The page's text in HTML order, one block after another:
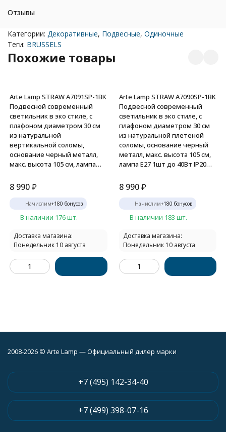
Отзывы
Категории: Декоративные, Подвесные, Одиночные
Теги: BRUSSELS
Похожие товары
Arte Lamp STRAW A7091SP-1BK
Подвесной современный
светильник в эко стиле, с
плафоном диаметром 30 см
из натуральной
вертикальной соломы,
основание черный металл,
макс. высота 105 см, лампа
8 990₽
Начислим+180 бонусов
В наличии 176 шт.
Доставка магазина:
Понедельник 10 августа
Arte Lamp STRAW A7090SP-1BK
Подвесной современный
светильник в эко стиле, с
плафоном диаметром 30 см
из натуральной плетеной
соломы, основание черный
металл, макс. высота 105 см,
лампа E27 1шт до 40Вт IP20
8 990 ₽
Начислим+180 бонусов
В наличии 183 шт.
Доставка магазина:
Понедельник 10 августа
2008-2026 © Arte Lamp — Официальный дилер марки
+7 (495) 142-34-40
+7 (499) 398-07-16